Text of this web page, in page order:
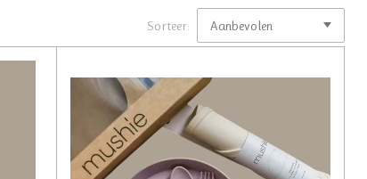
Sorteer: